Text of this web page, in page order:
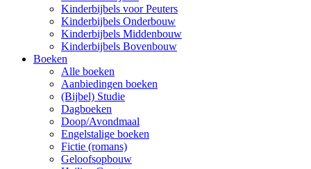
Kinderbijbels voor Peuters
Kinderbijbels Onderbouw
Kinderbijbels Middenbouw
Kinderbijbels Bovenbouw
Boeken
Alle boeken
Aanbiedingen boeken
(Bijbel) Studie
Dagboeken
Doop/Avondmaal
Engelstalige boeken
Fictie (romans)
Geloofsopbouw